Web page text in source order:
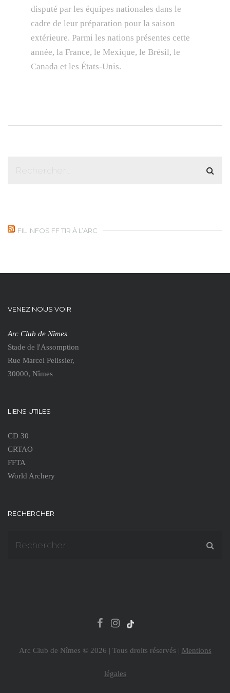
disputé par les équipes nationales dans le
cadre de leur préparation pour la saison
extérieure. Parmi les nations présentes cette
année, la France, le Mexique, le Brésil, le
Canada et les États-Unis.
FIL INFOS FF TIR À L’ARC
VENEZ NOUS VOIR
Arc Club de Nîmes
Stade de l'Assomption
Rue Marcel Pelissier,
30000, Nîmes
LIENS UTILES
CD 30
CRTAO
FFTA
World Archery
RECHERCHER
Arc Club de Nîmes © 2026 | Tous droits réservés | Mentions
légales